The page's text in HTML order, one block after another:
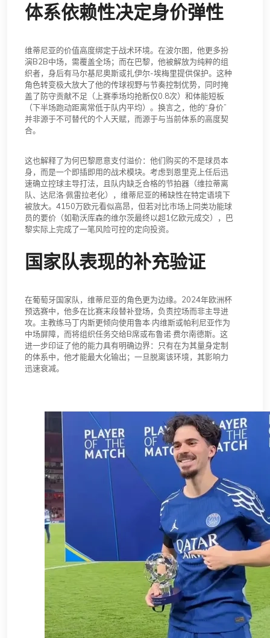
体系依赖性决定身价弹性
维蒂尼亚的价值高度绑定于战术环境。在波尔图，他更多扮
演B2B中场，需覆盖全场；而在巴黎，他被解放为纯粹的组
织者，身后有马尔基尼奥斯或扎伊尔-埃梅里提供保护。这种
角色转变极大放大了他的传球视野与节奏控制优势，同时掩
盖了防守贡献不足（上赛季场均抢断仅0.8次）和体能短板
（下半场跑动距离常低于队内平均）。换言之，他的“身价”
并非源于不可替代的个人天赋，而源于与当前体系的高度契
合。
这也解释了为何巴黎愿意支付溢价：他们购买的不是球员本
身，而是一个即插即用的战术模块。考虑到恩里克上任后迅
速确立控球主导打法，且队内缺乏合格的节拍器（维拉蒂离
队、达尼洛·佩雷拉老化），维蒂尼亚的稀缺性在特定语境下
被放大。4150万欧元看似高昂，但若对比市场上同类功能球
员的要价（如勒沃库森的维尔茨最终以超1亿欧元成交），巴
黎实际上完成了一笔风险可控的定向投资。
国家队表现的补充验证
在葡萄牙国家队，维蒂尼亚的角色更为边缘。2024年欧洲杯
预选赛中，他多在比赛末段替补登场，负责控场而非主导进
攻。主教练马丁内斯更倾向使用鲁本·内维斯或帕利尼亚作为
中场屏障，而将组织任务交给B席或布鲁诺·费尔南德斯。这
进一步印证了他的能力具有明确边界：只有在为其量身定制
的体系中，他才能最大化输出；一旦脱离该环境，其影响力
迅速衰减。